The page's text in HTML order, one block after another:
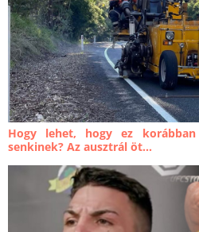
Hogy lehet, hogy ez
senkinek? Az ausztrál öt...